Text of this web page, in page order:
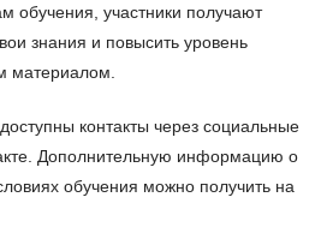
обучения, участники получают
знания и повысить уровень
материалом.
контакты через социальные
Дополнительную информацию о
обучения можно получить на